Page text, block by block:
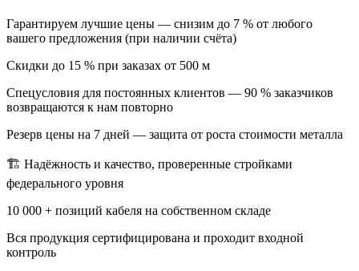
Гарантируем лучшие цены — снизим до 7 % от любого
вашего предложения (при наличии счёта)
Скидки до 15 % при заказах от 500 м
Спецусловия для постоянных клиентов — 90 % заказчиков
возвращаются к нам повторно
Резерв цены на 7 дней — защита от роста стоимости металла
🏗 Надёжность и качество, проверенные стройками
федерального уровня
10 000 + позиций кабеля на собственном складе
Вся продукция сертифицирована и проходит входной
контроль